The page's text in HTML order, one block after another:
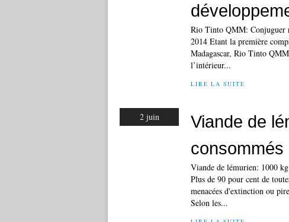
Rio Tinto QMM: Conjuguer
2014 Etant la première
Madagascar, Rio Tinto
l’intérieur...
LIRE LA SUITE
2 juin
Viande de
consommés
Viande de lémurien: 1000
Plus de 90 pour cent de
menacées d'extinction ou
Selon les...